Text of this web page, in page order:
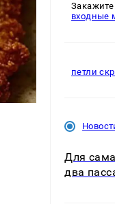
входные
петли
Для
два